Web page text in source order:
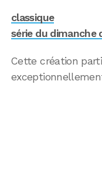
classique
série du dimanche
Cette création